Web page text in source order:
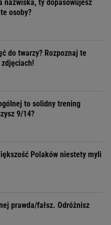
nazwiska, ty dopasowujesz
osoby?
do twarzy? Rozpoznaj te
to solidny trening
9/14?
Polaków niestety myli
prawda/fałsz. Odróżnisz